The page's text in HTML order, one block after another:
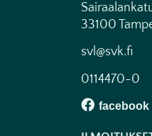
33100
svl@svk.fi
0114470-0